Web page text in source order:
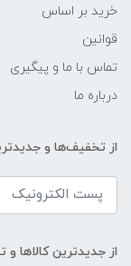
خرید بر اساس
قوانین
تماس با ما و پیگیری
درباره ما
از تخفیف‌ها و
از جدیدترین کالاها